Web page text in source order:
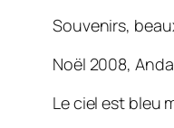
Souvenirs,
Noël 2008,
Le ciel est bleu